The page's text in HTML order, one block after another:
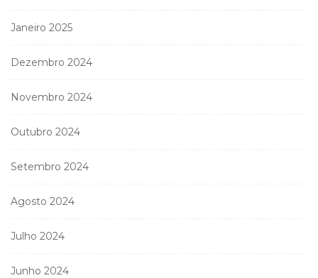
Janeiro 2025
Dezembro 2024
Novembro 2024
Outubro 2024
Setembro 2024
Agosto 2024
Julho 2024
Junho 2024